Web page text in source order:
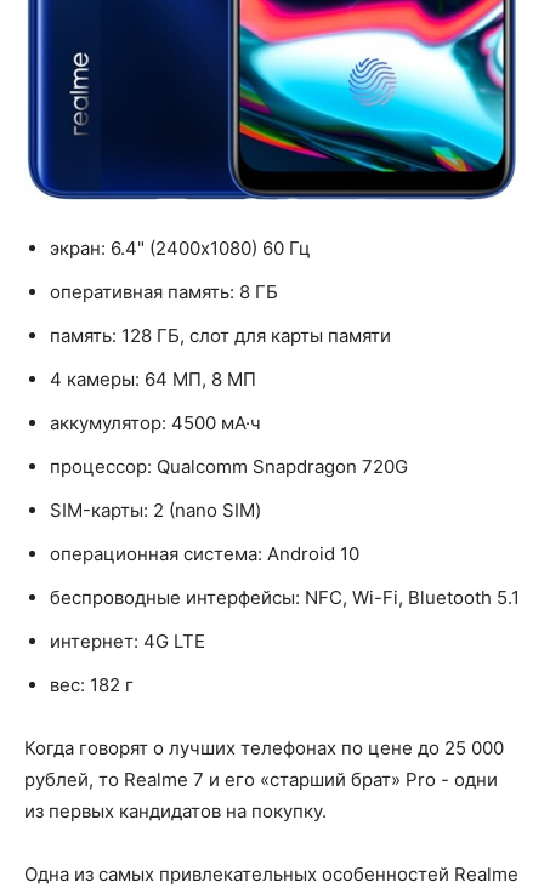
экран: 6.4" (2400x1080) 60 Гц
оперативная память: 8 ГБ
память: 128 ГБ, слот для карты памяти
4 камеры: 64 МП, 8 МП
аккумулятор: 4500 мА·ч
процессор: Qualcomm Snapdragon 720G
SIM-карты: 2 (nano SIM)
операционная система: Android 10
беспроводные интерфейсы: NFC, Wi-Fi, Bluetooth 5.1
интернет: 4G LTE
вес: 182 г
Когда говорят о лучших телефонах по цене до 25 000
рублей, то Realme 7 и его «старший брат» Pro - одни
из первых кандидатов на покупку.
Одна из самых привлекательных особенностей Realme